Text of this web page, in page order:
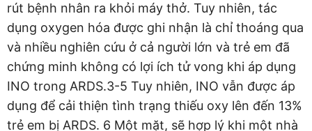
rút bệnh nhân ra khỏi máy thở. Tuy nhiên, tác
dụng oxygen hóa được ghi nhận là chỉ thoáng qua
và nhiều nghiên cứu ở cả người lớn và trẻ em đã
chứng minh không có lợi ích tử vong khi áp dụng
INO trong ARDS.3-5 Tuy nhiên, INO vẫn được áp
dụng để cải thiện tình trạng thiếu oxy lên đến 13%
trẻ em bị ARDS. 6 Một mặt, sẽ hợp lý khi một nhà